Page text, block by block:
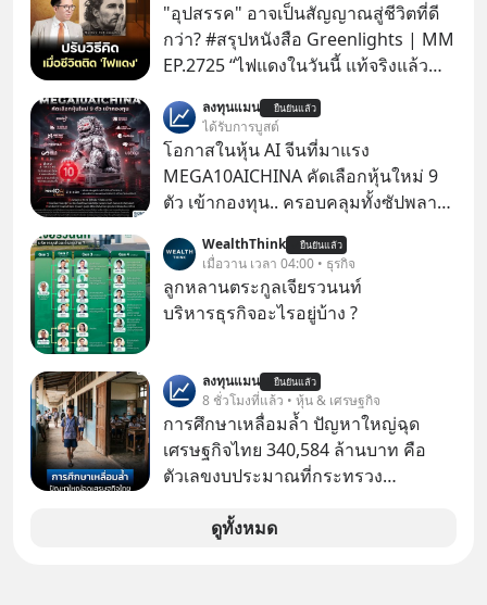
"อุปสรรค" อาจเป็นสัญญาณสู่ชีวิตที่ดี
กว่า? #สรุปหนังสือ Greenlights | MM
EP.2725 “ไฟแดงในวันนี้ แท้จริงแล้ว
เปลี่ยนสี” McConaughey ดาราดาวรุ่ง
ในยุคหนึ่ง เคยปฏิเสธเงินค่าตัวหนังรอม
คอมที่สูงถึง 14.5 ล้านดอลลาร์ (หรือ
ราว 500 ล้านบาท) เพียงเพราะเขาไม่
อยากขังตัวเองไว้ในกล่องเดิมๆ ผลที่
ตามมาคือ โทรศัพท์ของเขากลายเป็น
ความเงียบสนิทนานถึง 14 เดือนเต็ม แต่
ความเงียบและ "ไฟแดง" ในวันนั้นกลับ
กลายเป็นการถอยหลังเพื่อตั้งหลัก จนส่ง
ในบทบาทที่เปลี่ยนชีวิตเขาไปตลอดกาล
ใน MM EP. นี้ เราจะมาร่วมถอดรหัส
และปรับวิธีคิดกันว่า Greenlight (ไฟ
เขียว) จะสร้างมันขึ้นมาล่วงหน้าด้วย
วินัยและความพร้อมได้อย่างไร?
สัญญาณเตือน และชะลอตัวอย่างมีสติ
ลงทุนแมน ยืนยันแล้ว
ได้รับการบูสต์
โอกาสในหุ้น AI จีนที่มาแรง
MEGA10AICHINA คัดเลือกหุ้นใหม่ 9
ตัว เข้ากองทุน.. ครอบคลุมทั้งซัปพลาย
โปรโมชัน ลด 50% ค่าธรรมเนียมซื้อ |
ยอด 2 ล้านบาทขึ้นไป ฟรีค่าธรรมเนียม
ซื้อ
WealthThink ยืนยันแล้ว
เมื่อวาน เวลา 04:00 • ธุรกิจ
ลูกหลานตระกูลเจียรวนนท์
บริหารธุรกิจอะไรอยู่บ้าง ?
ลงทุนแมน ยืนยันแล้ว
8 ชั่วโมงที่แล้ว • หุ้น & เศรษฐกิจ
การศึกษาเหลื่อมล้ำ ปัญหาใหญ่ฉุด
เศรษฐกิจไทย 340,584 ล้านบาท คือ
ตัวเลขงบประมาณที่กระทรวง
รายจ่ายประจำปี 2568 ซึ่งมากที่สุดเป็น
ดูทั้งหมด